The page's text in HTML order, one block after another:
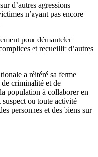
d’autres agressions
n’ayant pas encore
pour démanteler
et recueillir d’autres
a réitéré sa ferme
criminalité et de
population à collaborer en
ou toute activité
personnes et des biens sur